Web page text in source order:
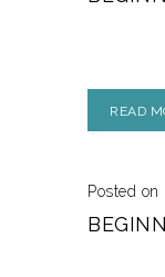
READ
Posted